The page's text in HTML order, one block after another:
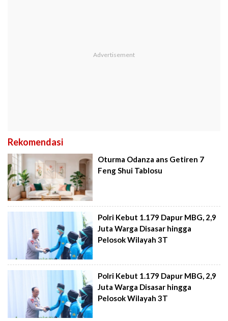
Rekomendasi
Oturma Odanza ans Getiren 7
Feng Shui Tablosu
Polri Kebut 1.179 Dapur MBG, 2,9
Juta Warga Disasar hingga
Pelosok Wilayah 3T
Polri Kebut 1.179 Dapur MBG, 2,9
Juta Warga Disasar hingga
Pelosok Wilayah 3T